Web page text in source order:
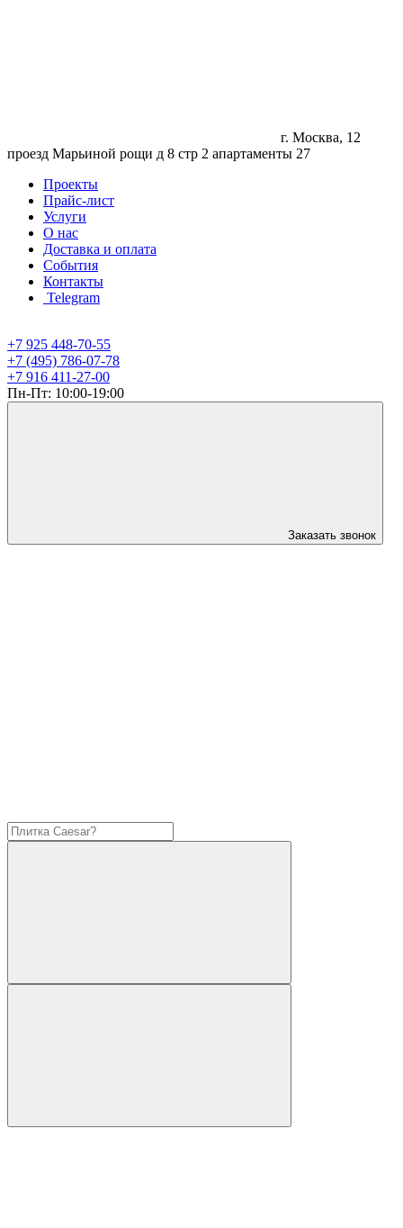
г. Москва, 12
проезд Марьиной рощи д 8 стр 2 апартаменты 27
Проекты
Прайс-лист
Услуги
О нас
Доставка и оплата
События
Контакты
Telegram
+7 925 448-70-55
+7 (495) 786-07-78
+7 916 411-27-00
Пн-Пт: 10:00-19:00
Заказать звонок